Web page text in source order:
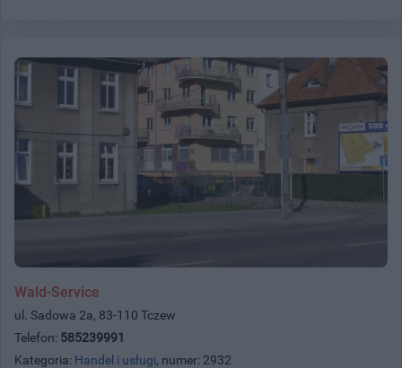
Wald-Service
ul. Sadowa 2a, 83-110 Tczew
Telefon: 585239991
Kategoria: Handel i usługi, numer: 2932